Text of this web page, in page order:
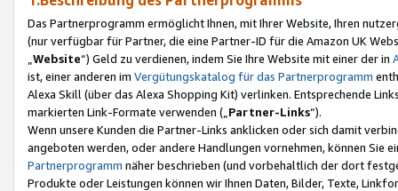
Das Partnerprogramm ermöglicht Ihnen, mit Ihrer Website, Ihren
(nur verfügbar für Partner, die eine Partner-ID für die Amazon UK
Website“) Geld zu verdienen, indem Sie Ihre Website mit einer der in
ist, einer anderen im Vergütungskatalog für das Partnerprogramm
Alexa Skill (über das Alexa Shopping Kit) verlinken. Entsprechende
markierten Link-Formate verwenden („ Partner-Links“).
Wenn unsere Kunden die Partner-Links anklicken oder sich damit
angeboten werden, oder andere Handlungen vornehmen, können Sie
Partnerprogramm näher beschrieben (und vorbehaltlich der dort
Produkte oder Leistungen können wir Ihnen Daten, Bilder, Texte,